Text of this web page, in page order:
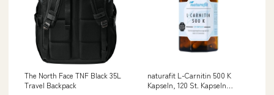
The North Face TNF Black 35L
Travel Backpack
naturafit L-Carnitin 500 K
Kapseln, 120 St. Kapseln